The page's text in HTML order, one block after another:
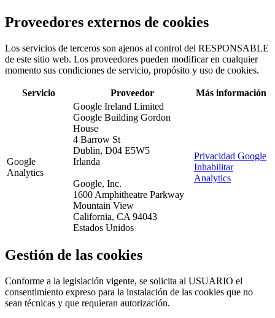
Proveedores externos de cookies
Los servicios de terceros son ajenos al control del RESPONSABLE
de este sitio web. Los proveedores pueden modificar en cualquier
momento sus condiciones de servicio, propósito y uso de cookies.
Servicio Proveedor Más información
Google
Analytics
Google Ireland Limited
Google Building Gordon
House
4 Barrow St
Dublin, D04 E5W5
Irlanda
Google, Inc.
1600 Amphitheatre Parkway
Mountain View
California, CA 94043
Estados Unidos
Privacidad Google
Inhabilitar
Analytics
Gestión de las cookies
Conforme a la legislación vigente, se solicita al USUARIO el
consentimiento expreso para la instalación de las cookies que no
sean técnicas y que requieran autorización.